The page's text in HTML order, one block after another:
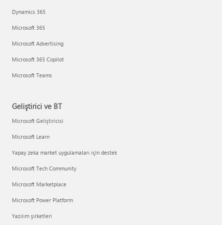
Dynamics 365
Microsoft 365
Microsoft Advertising
Microsoft 365 Copilot
Microsoft Teams
Geliştirici ve BT
Microsoft Geliştiricisi
Microsoft Learn
Yapay zeka market uygulamaları için destek
Microsoft Tech Community
Microsoft Marketplace
Microsoft Power Platform
Yazılım şirketleri